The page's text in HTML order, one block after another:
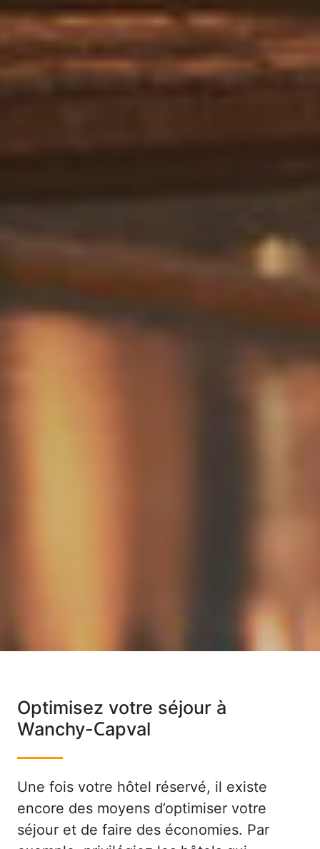
Optimisez votre séjour à
Wanchy-Capval
Une fois votre hôtel réservé, il existe
encore des moyens d’optimiser votre
séjour et de faire des économies. Par